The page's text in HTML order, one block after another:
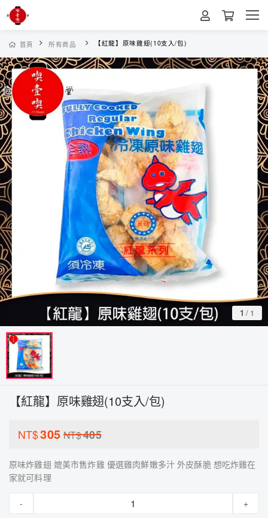
首頁 所有商品 【紅龍】原味雞翅(10支入/包)
1 / 1
【紅龍】原味雞翅(10支入/包)
NT$305 NT$405
原味炸雞翅 媲美市售炸雞 優選雞肉鮮嫩多汁 外皮酥脆 想吃炸雞在
家就可料理
- +